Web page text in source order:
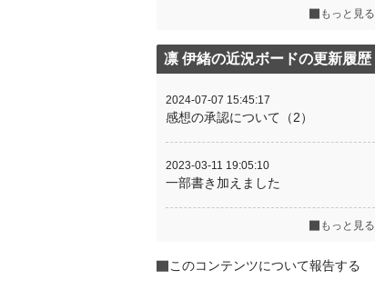
もっと見る
凛 伊緒の近況ボードの更新履歴
2024-07-07 15:45:17
感想の承認について（2）
2023-03-11 19:05:10
一部書き加えました
もっと見る
このコンテンツについて報告する